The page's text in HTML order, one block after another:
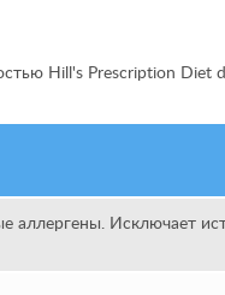
Hill's Prescription Diet
аллергены. Исключает